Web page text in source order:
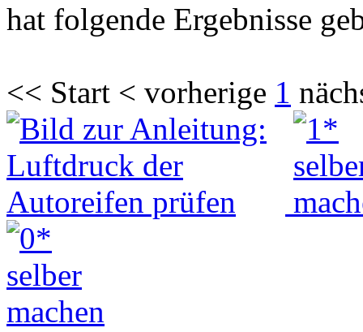
hat folgende Ergebnisse
<< Start < vorherige 1